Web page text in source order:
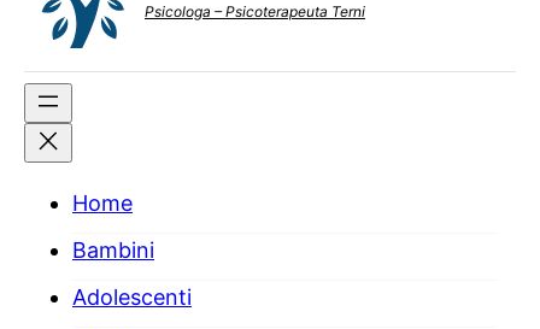
Psicologa – Psicoterapeuta Terni
Home
Bambini
Adolescenti